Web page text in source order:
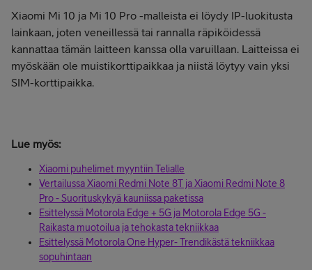
Xiaomi Mi 10 ja Mi 10 Pro -malleista ei löydy IP-luokitusta
lainkaan, joten veneillessä tai rannalla räpiköidessä
kannattaa tämän laitteen kanssa olla varuillaan. Laitteissa ei
myöskään ole muistikorttipaikkaa ja niistä löytyy vain yksi
SIM-korttipaikka.
Lue myös:
Xiaomi puhelimet myyntiin Telialle
Vertailussa Xiaomi Redmi Note 8T ja Xiaomi Redmi Note 8
Pro - Suorituskykyä kauniissa paketissa
Esittelyssä Motorola Edge + 5G ja Motorola Edge 5G -
Raikasta muotoilua ja tehokasta tekniikkaa
Esittelyssä Motorola One Hyper- Trendikästä tekniikkaa
sopuhintaan